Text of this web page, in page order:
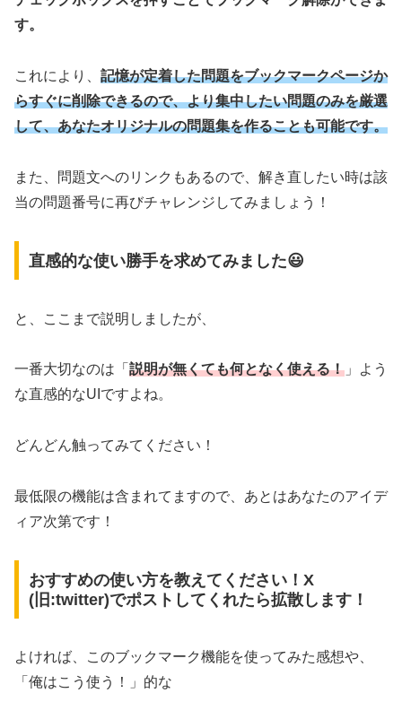
す。
これにより、 記憶が定着した問題をブックマークページか
らすぐに削除できるので、より集中したい問題のみを厳選
して、あなたオリジナルの問題集を作ることも可能です。
また、問題文へのリンクもあるので、解き直したい時は該
当の問題番号に再びチャレンジしてみましょう！
直感的な使い勝手を求めてみました😃
と、ここまで説明しましたが、
一番大切なのは「 説明が無くても何となく使える！ 」よう
な直感的なUIですよね。
どんどん触ってみてください！
最低限の機能は含まれてますので、あとはあなたのアイデ
ィア次第です！
おすすめの使い方を教えてください！X
(旧:twitter)でポストしてくれたら拡散します！
よければ、このブックマーク機能を使ってみた感想や、
「俺はこう使う！」的な